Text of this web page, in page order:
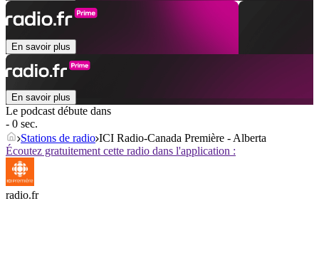
En savoir plus
En savoir plus
Le podcast débute dans
- 0 sec.
Stations de radio ICI Radio-Canada Première - Alberta
Écoutez gratuitement cette radio dans l'application :
radio.fr